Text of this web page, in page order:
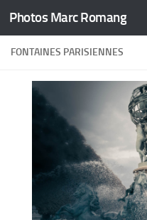
Skip to content
Photos Marc Romang
FONTAINES PARISIENNES